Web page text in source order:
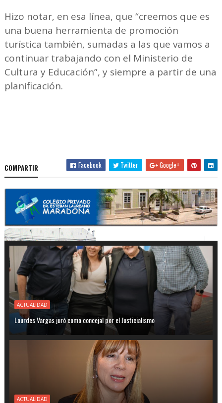
Hizo notar, en esa línea, que “creemos que es
una buena herramienta de promoción
turística también, sumadas a las que vamos a
continuar trabajando con el Ministerio de
Cultura y Educación”, y siempre a partir de una
planificación.
COMPARTIR Facebook Twitter Google+
ACTUALIDAD
Lourdes Vargas juró como concejal por el Justicialismo
ACTUALIDAD